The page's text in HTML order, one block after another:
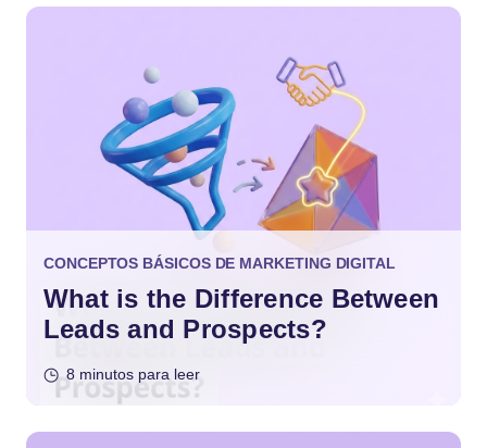
CONCEPTOS BÁSICOS DE MARKETING DIGITAL
What is the Difference Between
Leads and Prospects?
8 minutos para leer